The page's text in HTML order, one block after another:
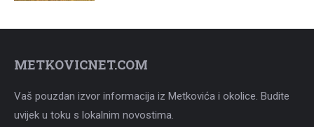
METKOVICNET.COM
Vaš pouzdan izvor informacija iz Metkovića i okolice. Budite
uvijek u toku s lokalnim novostima.